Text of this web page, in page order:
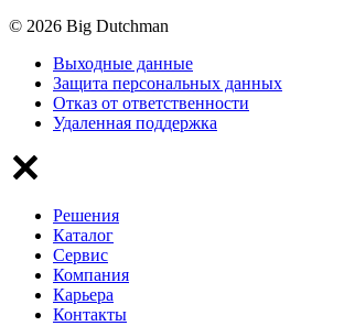
© 2026 Big Dutchman
Выходные данные
Защита персональных данных
Отказ от ответственности
Удаленная поддержка
Решения
Каталог
Сервис
Компания
Карьера
Контакты